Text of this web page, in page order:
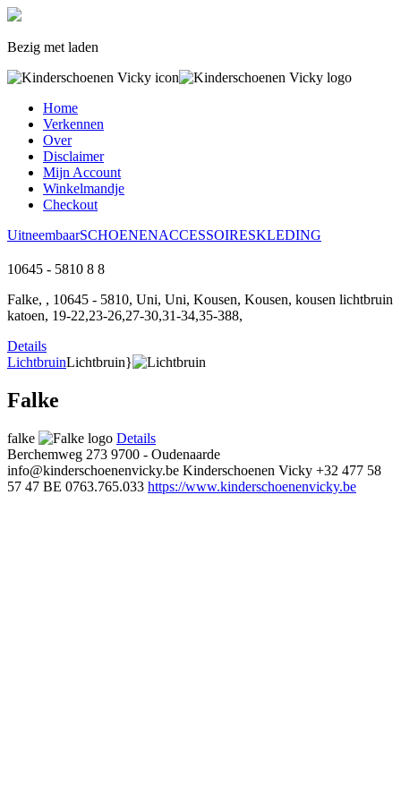
Bezig met laden
Home
Verkennen
Over
Disclaimer
Mijn Account
Winkelmandje
Checkout
UitneembaarSCHOENENACCESSOIRESKLEDING
10645 - 5810 8 8
Falke, , 10645 - 5810, Uni, Uni, Kousen, Kousen, kousen lichtbruin
katoen, 19-22,23-26,27-30,31-34,35-388,
Details
LichtbruinLichtbruin}
Falke
falke
Details
Berchemweg 273 9700 - Oudenaarde
info@kinderschoenenvicky.be Kinderschoenen Vicky +32 477 58
57 47 BE 0763.765.033 https://www.kinderschoenenvicky.be